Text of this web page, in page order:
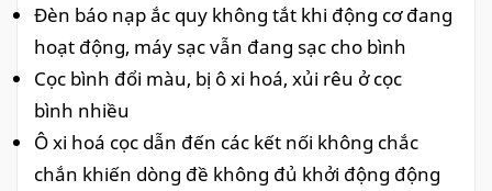
Đèn báo nạp ắc quy không tắt khi động cơ đang
hoạt động, máy sạc vẫn đang sạc cho bình
Cọc bình đổi màu, bị ô xi hoá, xủi rêu ở cọc
bình nhiều
Ô xi hoá cọc dẫn đến các kết nối không chắc
chắn khiến dòng đề không đủ khởi động động